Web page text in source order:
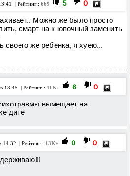
| Рейтинг : 669 5 0
Можно же было просто
смарт на кнопочный заменить
своего же ребенка, я хуею...
13:45 | Рейтинг : 11K+ 6 0
вымещает на
дите
14:32 | Рейтинг : 13K+ 0 0